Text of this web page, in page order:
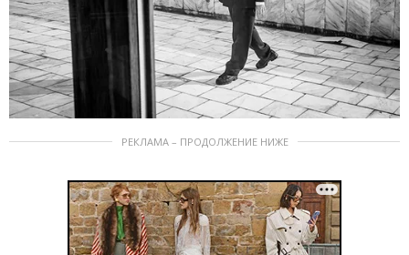
РЕКЛАМА – ПРОДОЛЖЕНИЕ НИЖЕ